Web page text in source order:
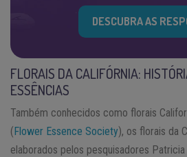
DESCUBRA AS
FLORAIS DA CALIFÓRNIA:
ESSÊNCIAS
Também conhecidos como florais
(Flower Essence Society), os florais da
elaborados pelos pesquisadores